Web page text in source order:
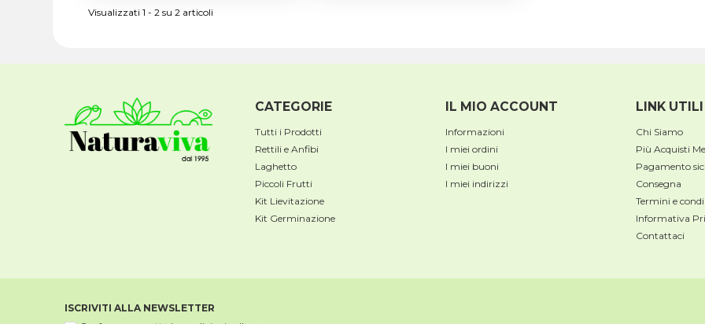
Visualizzati 1 - 2 su 2 articoli
CATEGORIE
Tutti i Prodotti
Rettili e Anfibi
Laghetto
Piccoli Frutti
Kit Lievitazione
Kit Germinazione
IL MIO ACCOUNT
Informazioni
I miei ordini
I miei buoni
I miei indirizzi
LINK UTILI
Chi Siamo
Più Acquisti
Pagamento
Consegna
Termini e
Informativa
Contattaci
ISCRIVITI ALLA NEWSLETTER